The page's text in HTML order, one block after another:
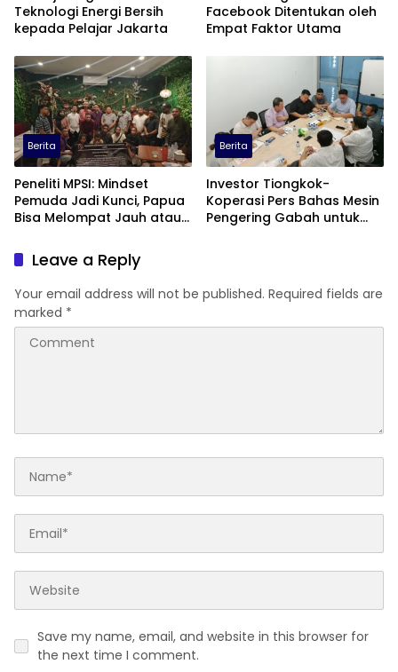
Teknologi Energi Bersih
kepada Pelajar Jakarta
Facebook Ditentukan oleh
Empat Faktor Utama
Berita
Peneliti MPSI: Mindset
Pemuda Jadi Kunci, Papua
Bisa Melompat Jauh atau
Berita
Investor Tiongkok-
Koperasi Pers Bahas Mesin
Pengering Gabah untuk
Leave a Reply
Your email address will not be published. Required fields are
marked *
Save my name, email, and website in this browser for
the next time I comment.